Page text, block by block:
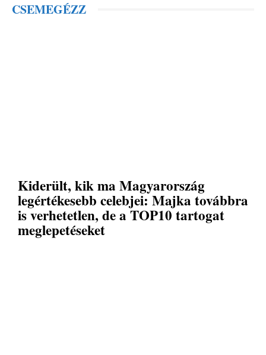
CSEMEGÉZZ
Kiderült, kik ma Magyarország
legértékesebb celebjei: Majka továbbra
is verhetetlen, de a TOP10 tartogat
meglepetéseket